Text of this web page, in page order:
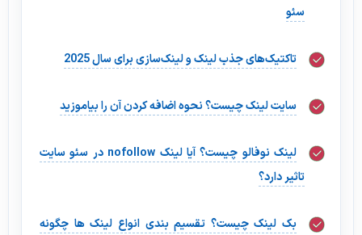
سئو
تاکتیک‌های جذب لینک و لینک‌سازی برای سال 2025
سایت لینک چیست؟ نحوه اضافه کردن آن را بیاموزید
لینک نوفالو چیست؟ آیا لینک nofollow در سئو سایت
تاثیر دارد؟
بک لینک چیست؟ تقسیم بندی انواع لینک ها چگونه